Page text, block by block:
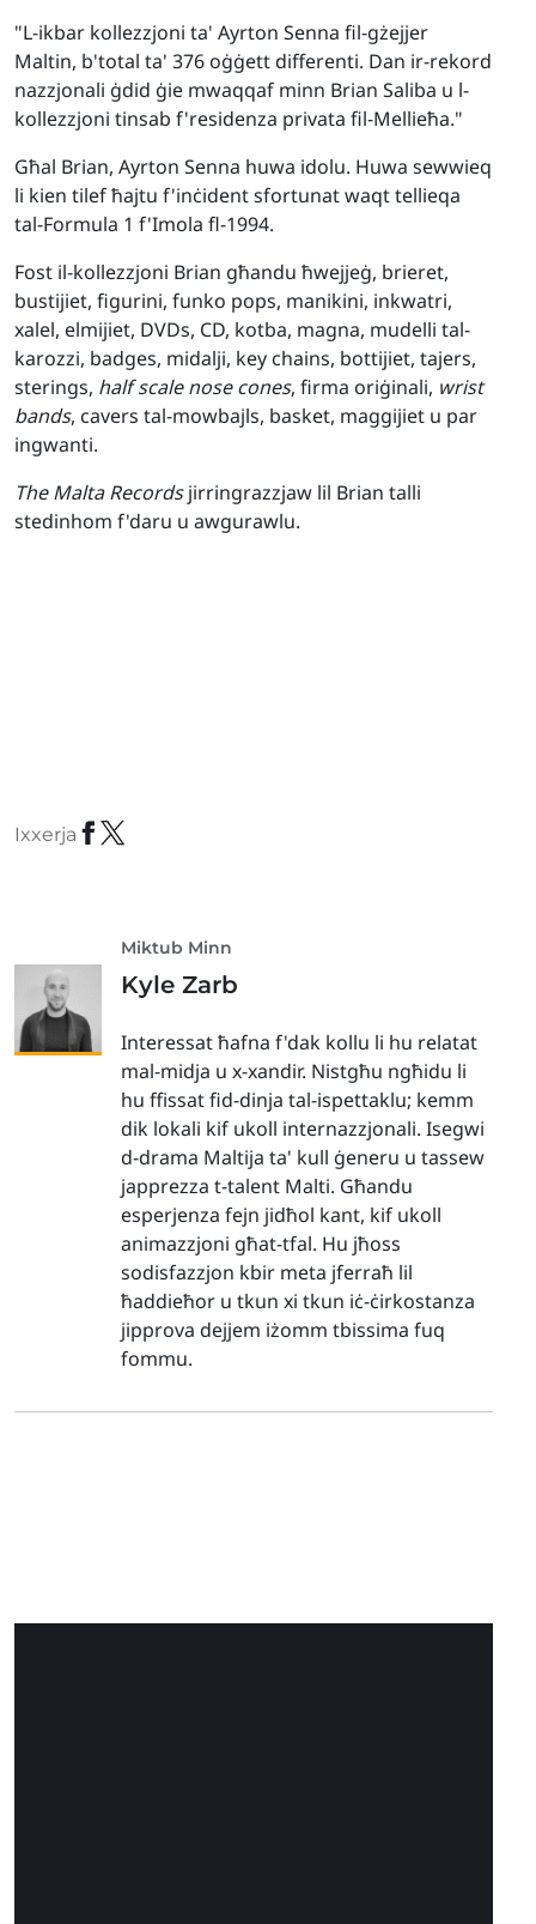
"L-ikbar kollezzjoni ta' Ayrton Senna fil-gżejjer
Maltin, b'total ta' 376 oġġett differenti. Dan ir-rekord
nazzjonali ġdid ġie mwaqqaf minn Brian Saliba u l-
kollezzjoni tinsab f'residenza privata fil-Mellieħa."
Għal Brian, Ayrton Senna huwa idolu. Huwa sewwieq
li kien tilef ħajtu f'inċident sfortunat waqt tellieqa
tal-Formula 1 f'Imola fl-1994.
Fost il-kollezzjoni Brian għandu ħwejjeġ, brieret,
bustijiet, figurini, funko pops, manikini, inkwatri,
xalel, elmijiet, DVDs, CD, kotba, magna, mudelli tal-
karozzi, badges, midalji, key chains, bottijiet, tajers,
sterings, half scale nose cones, firma oriġinali, wrist
bands, cavers tal-mowbajls, basket, maggijiet u par
ingwanti.
The Malta Recordsjirringrazzjaw lil Brian talli
stedinhom f'daru u awgurawlu.
Ixxerja
Miktub Minn
Kyle Zarb
Interessat ħafna f'dak kollu li hu relatat
mal-midja u x-xandir. Nistgħu ngħidu li
hu ffissat fid-dinja tal-ispettaklu; kemm
dik lokali kif ukoll internazzjonali. Isegwi
d-drama Maltija ta' kull ġeneru u tassew
japprezza t-talent Malti. Għandu
esperjenza fejn jidħol kant, kif ukoll
animazzjoni għat-tfal. Hu jħoss
sodisfazzjon kbir meta jferraħ lil
ħaddieħor u tkun xi tkun iċ-ċirkostanza
jipprova dejjem iżomm tbissima fuq
fommu.